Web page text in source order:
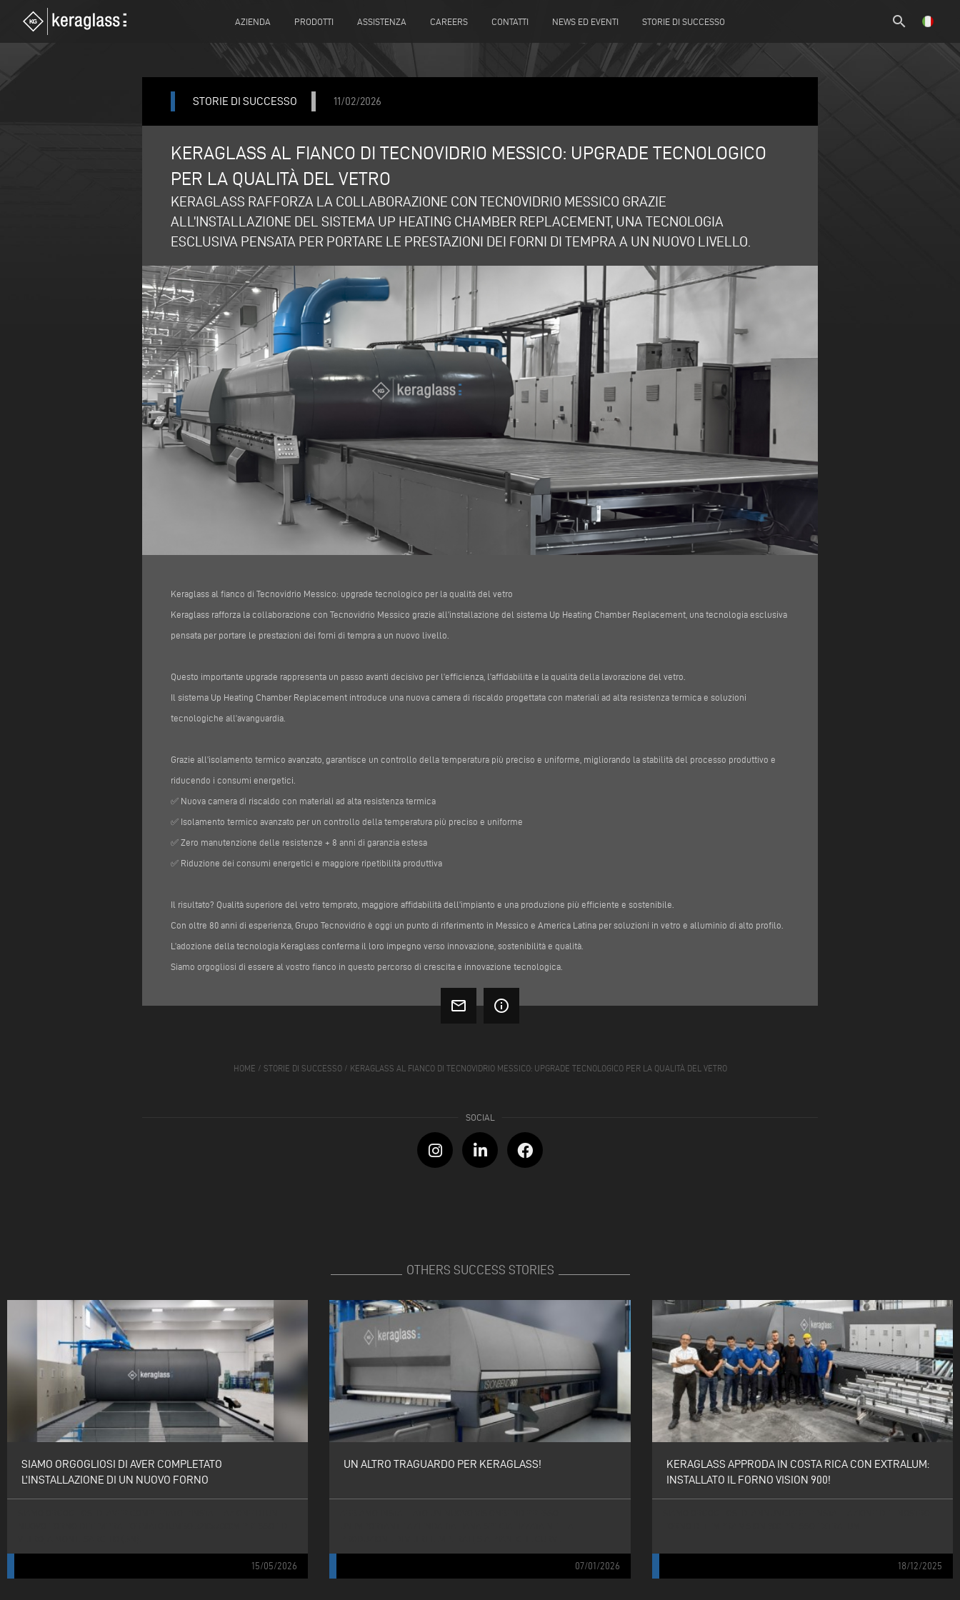
AZIENDA PRODOTTI ASSISTENZA CAREERS CONTATTI NEWS ED EVENTI STORIE DI SUCCESSO search
STORIE DI SUCCESSO 11/02/2026
KERAGLASS AL FIANCO DI TECNOVIDRIO MESSICO: UPGRADE TECNOLOGICO
PER LA QUALITÀ DEL VETRO
KERAGLASS RAFFORZA LA COLLABORAZIONE CON TECNOVIDRIO MESSICO GRAZIE
ALL’INSTALLAZIONE DEL SISTEMA UP HEATING CHAMBER REPLACEMENT, UNA TECNOLOGIA
ESCLUSIVA PENSATA PER PORTARE LE PRESTAZIONI DEI FORNI DI TEMPRA A UN NUOVO LIVELLO.
Keraglass al fianco di Tecnovidrio Messico: upgrade tecnologico per la qualità del vetro
Keraglass rafforza la collaborazione con Tecnovidrio Messico grazie all’installazione del sistema Up Heating Chamber Replacement, una tecnologia esclusiva
pensata per portare le prestazioni dei forni di tempra a un nuovo livello.
Questo importante upgrade rappresenta un passo avanti decisivo per l’efficienza, l’affidabilità e la qualità della lavorazione del vetro.
Il sistema Up Heating Chamber Replacement introduce una nuova camera di riscaldo progettata con materiali ad alta resistenza termica e soluzioni
tecnologiche all’avanguardia.
Grazie all’isolamento termico avanzato, garantisce un controllo della temperatura più preciso e uniforme, migliorando la stabilità del processo produttivo e
riducendo i consumi energetici.
✅ Nuova camera di riscaldo con materiali ad alta resistenza termica
✅ Isolamento termico avanzato per un controllo della temperatura più preciso e uniforme
✅ Zero manutenzione delle resistenze + 8 anni di garanzia estesa
✅ Riduzione dei consumi energetici e maggiore ripetibilità produttiva
Il risultato? Qualità superiore del vetro temprato, maggiore affidabilità dell’impianto e una produzione più efficiente e sostenibile.
Con oltre 80 anni di esperienza, Grupo Tecnovidrio è oggi un punto di riferimento in Messico e America Latina per soluzioni in vetro e alluminio di alto profilo.
L’adozione della tecnologia Keraglass conferma il loro impegno verso innovazione, sostenibilità e qualità.
Siamo orgogliosi di essere al vostro fianco in questo percorso di crescita e innovazione tecnologica.
mail_outline info_outline
HOME / STORIE DI SUCCESSO/ KERAGLASS AL FIANCO DI TECNOVIDRIO MESSICO: UPGRADE TECNOLOGICO PER LA QUALITÀ DEL VETRO
OTHERS SUCCESS STORIES
SIAMO ORGOGLIOSI DI AVER COMPLETATO
L’INSTALLAZIONE DI UN NUOVO FORNO
15/05/2026
UN ALTRO TRAGUARDO PER KERAGLASS!
07/01/2026
KERAGLASS APPRODA IN COSTA RICA CON EXTRALUM:
INSTALLATO IL FORNO VISION 900!
18/12/2025